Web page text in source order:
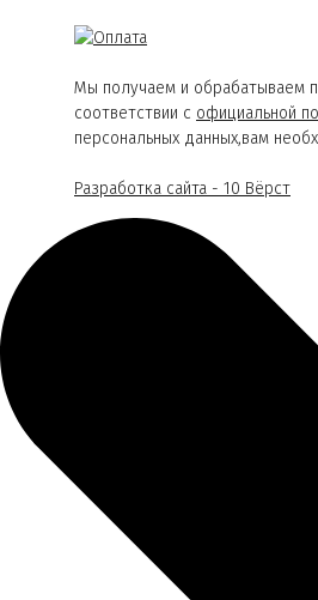
Мы получаем и обрабатываем
соответствии с официальной
персональных данных,вам
Разработка сайта - 10 Вёрст